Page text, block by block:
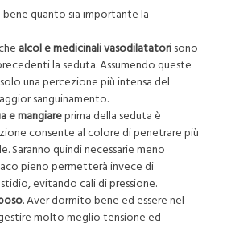
quanto sia importante la
alcol e medicinali vasodilatatorisono
la seduta. Assumendo queste
una percezione più intensa del
sanguinamento.
e mangiareprima della seduta è
consente al colore di penetrare più
Saranno quindi necessarie meno
pieno permetterà invece di
evitando cali di pressione.
. Aver dormito bene ed essere nel
molto meglio tensione ed